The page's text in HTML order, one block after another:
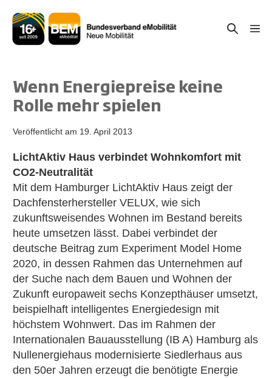
Inhalt
springen
Suche-
Wenn Energiepreise keine
Rolle mehr spielen
Veröffentlicht am 19. April 2013
LichtAktiv Haus verbindet Wohnkomfort mit
CO2-Neutralität
Mit dem Hamburger LichtAktiv Haus zeigt der
Dachfensterhersteller VELUX, wie sich
zukunftsweisendes Wohnen im Bestand bereits
heute umsetzen lässt. Dabei verbindet der
deutsche Beitrag zum Experiment Model Home
2020, in dessen Rahmen das Unternehmen auf
der Suche nach dem Bauen und Wohnen der
Zukunft europaweit sechs Konzepthäuser umsetzt,
beispielhaft intelligentes Energiedesign mit
höchstem Wohnwert. Das im Rahmen der
Internationalen Bauausstellung (IB A) Hamburg als
Nullenergiehaus modernisierte Siedlerhaus aus
den 50er Jahren erzeugt die benötigte Energie